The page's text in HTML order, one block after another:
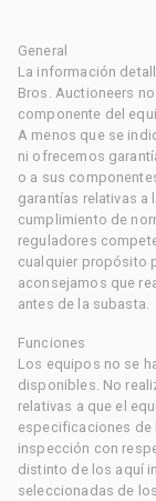
General
La información
Bros. Auctioneers
componente del
A menos que se
ni ofrecemos
o a sus
garantías relativas
cumplimiento de
reguladores
cualquier propósito
aconsejamos que
antes de la subasta.
Funciones
Los equipos no se
disponibles. No
relativas a que el
especificaciones de
inspección con
distinto de los aquí
seleccionadas de